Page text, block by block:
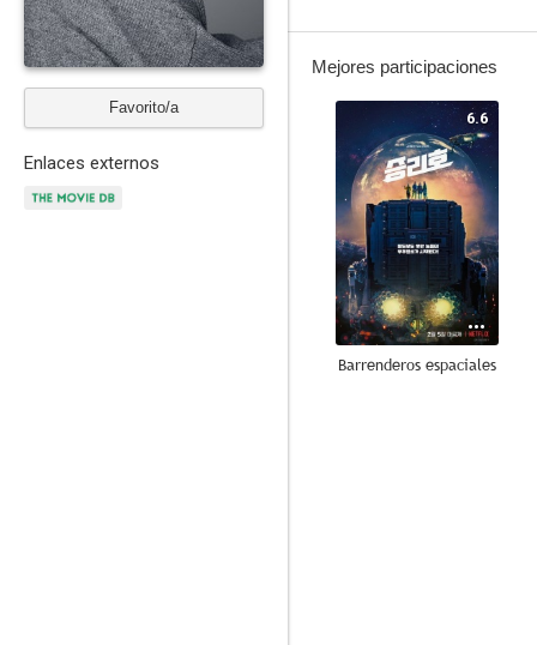
Favorito/a
Enlaces externos
Mejores participaciones
6.6
Barrenderos espaciales